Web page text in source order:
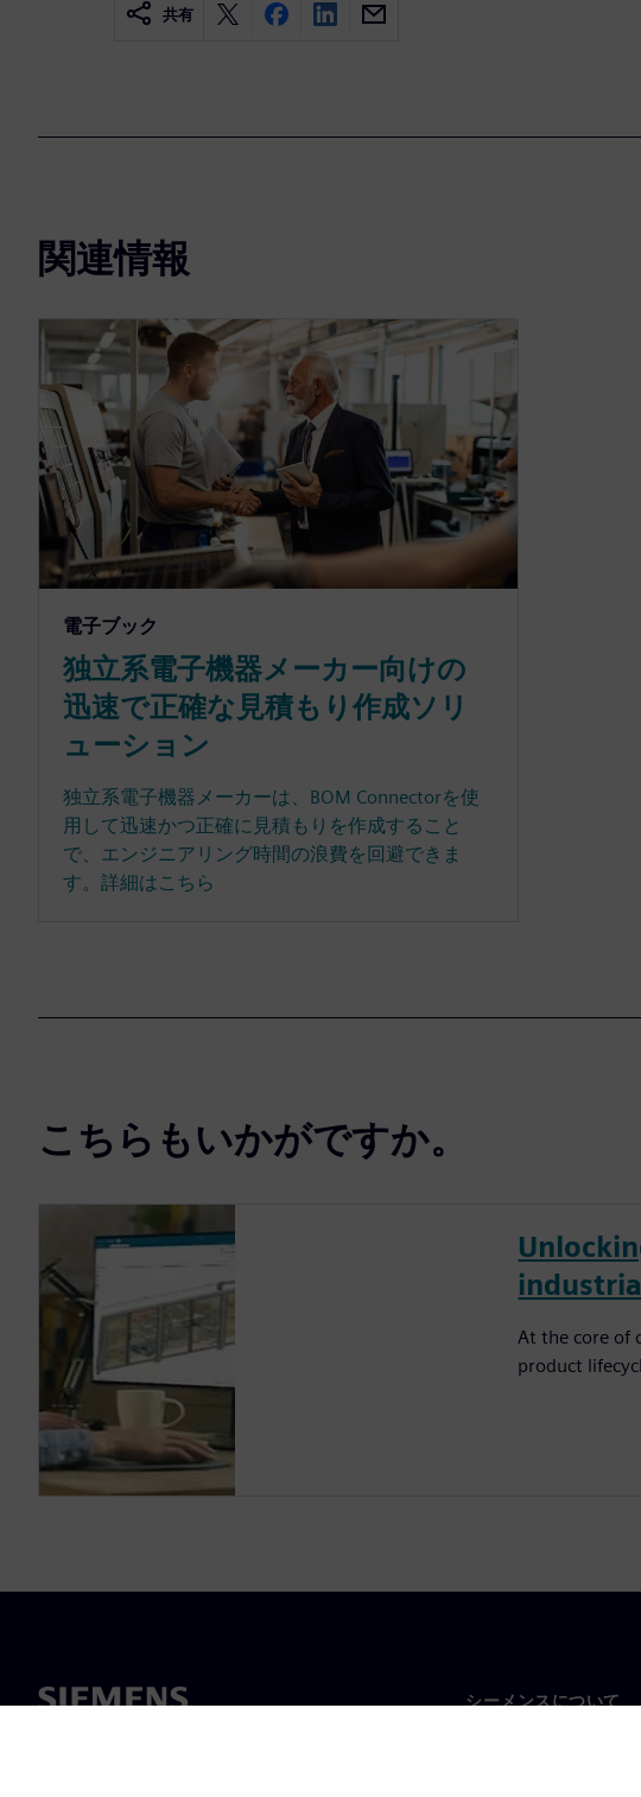
共有
関連情報
電子ブック
独立系電子機器メーカー向けの
迅速で正確な見積もり作成ソリ
ューション
独立系電子機器メーカーは、BOM Connectorを使
用して迅速かつ正確に見積もりを作成すること
で、エンジニアリング時間の浪費を回避できま
す。詳細はこちら
こちらもいかがですか。
At the core of
product
シーメンスについて